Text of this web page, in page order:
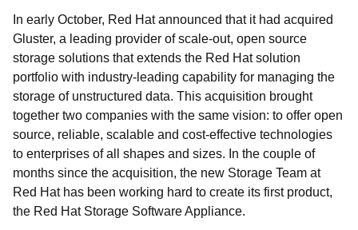
In early October, Red Hat announced that it had acquired
Gluster, a leading provider of scale-out, open source
storage solutions that extends the Red Hat solution
portfolio with industry-leading capability for managing the
storage of unstructured data. This acquisition brought
together two companies with the same vision: to offer open
source, reliable, scalable and cost-effective technologies
to enterprises of all shapes and sizes. In the couple of
months since the acquisition, the new Storage Team at
Red Hat has been working hard to create its first product,
the Red Hat Storage Software Appliance.